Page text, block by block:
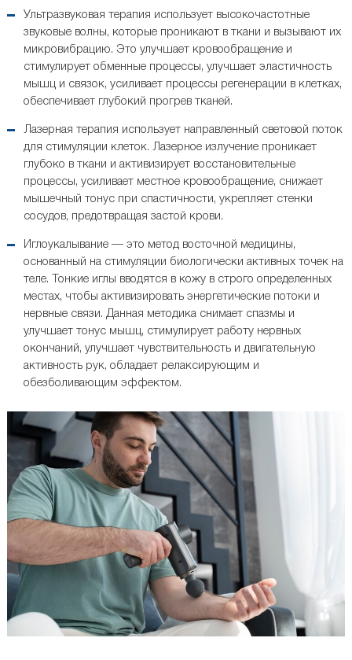
Ультразвуковая терапия использует высокочастотные
звуковые волны, которые проникают в ткани и вызывают их
микровибрацию. Это улучшает кровообращение и
стимулирует обменные процессы, улучшает эластичность
мышц и связок, усиливает процессы регенерации в клетках,
обеспечивает глубокий прогрев тканей.
Лазерная терапия использует направленный световой поток
для стимуляции клеток. Лазерное излучение проникает
глубоко в ткани и активизирует восстановительные
процессы, усиливает местное кровообращение, снижает
мышечный тонус при спастичности, укрепляет стенки
сосудов, предотвращая застой крови.
Иглоукалывание — это метод восточной медицины,
основанный на стимуляции биологически активных точек на
теле. Тонкие иглы вводятся в кожу в строго определенных
местах, чтобы активизировать энергетические потоки и
нервные связи. Данная методика снимает спазмы и
улучшает тонус мышц, стимулирует работу нервных
окончаний, улучшает чувствительность и двигательную
активность рук, обладает релаксирующим и
обезболивающим эффектом.